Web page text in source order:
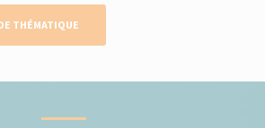
THÉMATIQUE